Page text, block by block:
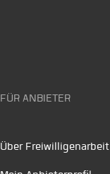
FÜR ANBIETER
Über Freiwilligenarbeit